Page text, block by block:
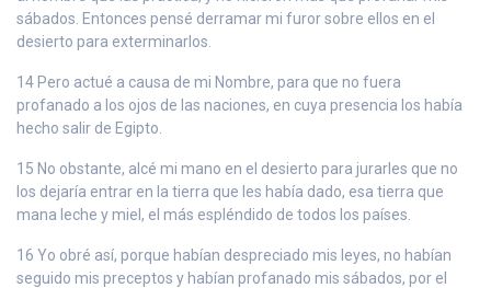
sábados. Entonces pensé derramar mi furor sobre ellos en el
desierto para exterminarlos.
14 Pero actué a causa de mi Nombre, para que no fuera
profanado a los ojos de las naciones, en cuya presencia los había
hecho salir de Egipto.
15 No obstante, alcé mi mano en el desierto para jurarles que no
los dejaría entrar en la tierra que les había dado, esa tierra que
mana leche y miel, el más espléndido de todos los países.
16 Yo obré así, porque habían despreciado mis leyes, no habían
seguido mis preceptos y habían profanado mis sábados, por el